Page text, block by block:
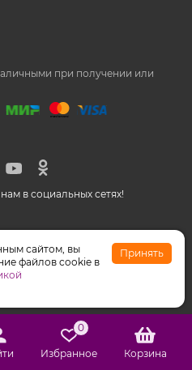
в социальных сетях!
при получении или
Meta, признанной
территории РФ
сайтом, вы
файлов cookie в
Принять
Избранное
0
Корзина